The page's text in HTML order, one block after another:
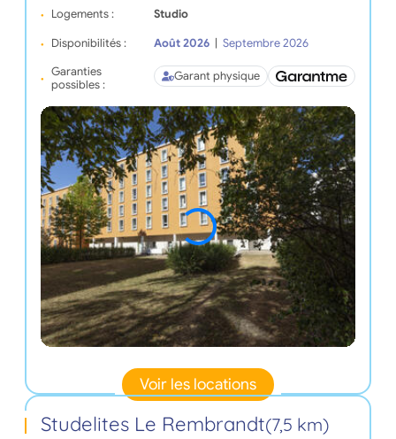
Logements : Studio
Disponibilités : Août 2026
Septembre 2026
Garanties
possibles :
Garant physique
Voir les locations
Studelites Le Rembrandt(7,5 km)